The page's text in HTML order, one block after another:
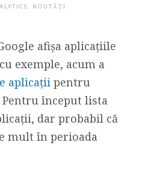
NOUTĂȚI
afișa aplicațiile
exemple, acum a
aplicațiipentru
Pentru început lista
dar probabil că
mult în perioada